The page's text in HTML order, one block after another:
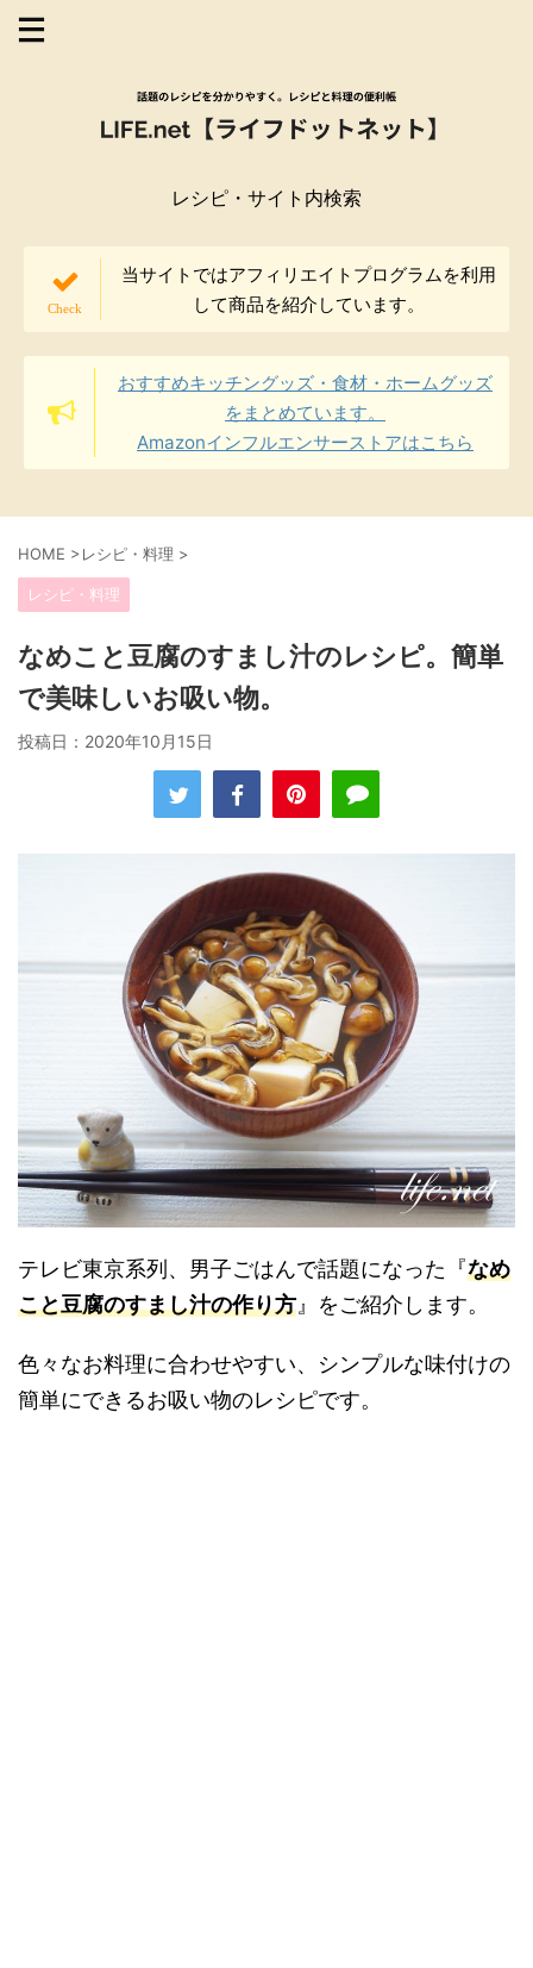
レシピ・サイト内検索
当サイトではアフィリエイトプログラムを利用
して商品を紹介しています。
おすすめキッチングッズ・食材・ホームグッズ
をまとめています。
Amazonインフルエンサーストアはこちら
HOME >レシピ・料理 >
レシピ・料理
なめこと豆腐のすまし汁のレシピ。簡単
で美味しいお吸い物。
投稿日： 2020年10月15日
テレビ東京系列、男子ごはんで話題になった『なめ
こと豆腐のすまし汁の作り方 』をご紹介します。
色々なお料理に合わせやすい、シンプルな味付けの
簡単にできるお吸い物のレシピです。